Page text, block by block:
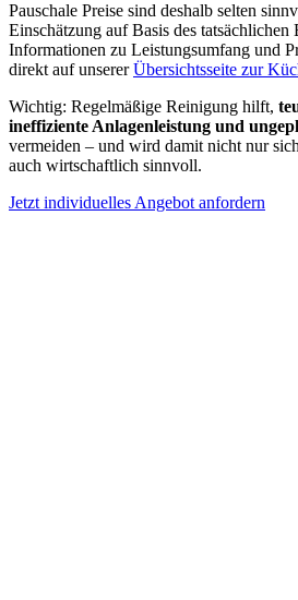
Pauschale Preise sind deshalb selten
Einschätzung auf Basis des
Informationen zu Leistungsumfang und
direkt auf unsererÜbersichtsseite zur
Wichtig: Regelmäßige Reinigung hilft,
ineffiziente Anlagenleistung und
vermeiden – und wird damit nicht nur
auch wirtschaftlich sinnvoll.
Jetzt individuelles Angebot anfordern